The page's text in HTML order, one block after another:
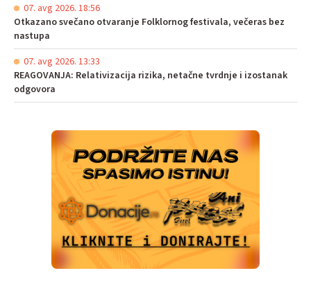
07. avg 2026. 18:56
Otkazano svečano otvaranje Folklornog festivala, večeras bez
nastupa
07. avg 2026. 13:33
REAGOVANJA: Relativizacija rizika, netačne tvrdnje i izostanak
odgovora